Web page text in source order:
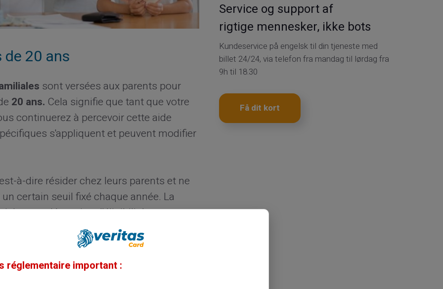
20 ans
sont versées aux parents pour
20 ans. Cela signifie que tant que votre
continuerez à percevoir cette aide
s'appliquent et peuvent modifier
à-dire résider chez leurs parents et ne
certain seuil fixé chaque année. La
pour déterminer l'éligibilité aux
Service og support af
rigtige mennesker, ikke bots
Kundeservice på engelsk til din tjeneste med
billet 24/24, via telefon fra mandag til lørdag fra
9h til 18.30
Få dit kort
réglementaire important :